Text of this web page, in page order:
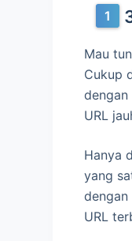
Mau
Cukup
URL
Hanya
yang
URL